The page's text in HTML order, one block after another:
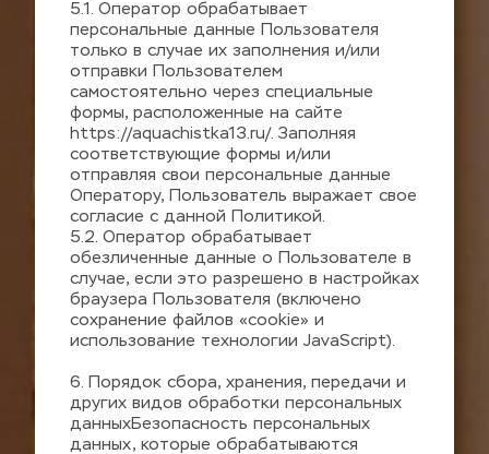
5.1. Оператор обрабатывает
персональные данные Пользователя
только в случае их заполнения и/или
отправки Пользователем
самостоятельно через специальные
https://aquachistka13.ru/. Заполняя
соответствующие формы и/или
отправляя свои персональные данные
Оператору, Пользователь выражает свое
согласие с данной Политикой.
5.2. Оператор обрабатывает
обезличенные данные о Пользователе в
случае, если это разрешено в настройках
браузера Пользователя (включено
сохранение файлов «cookie» и
использование технологии JavaScript).
6. Порядок сбора, хранения, передачи и
других видов обработки персональных
данныхБезопасность персональных
данных, которые обрабатываются